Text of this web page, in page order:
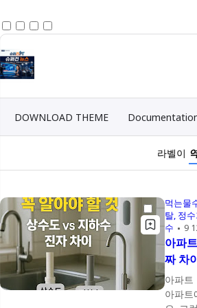
DOWNLOAD THEME
라벨이
먹는물
탈 정
수
9
아파
짜 차
아파트
아파트